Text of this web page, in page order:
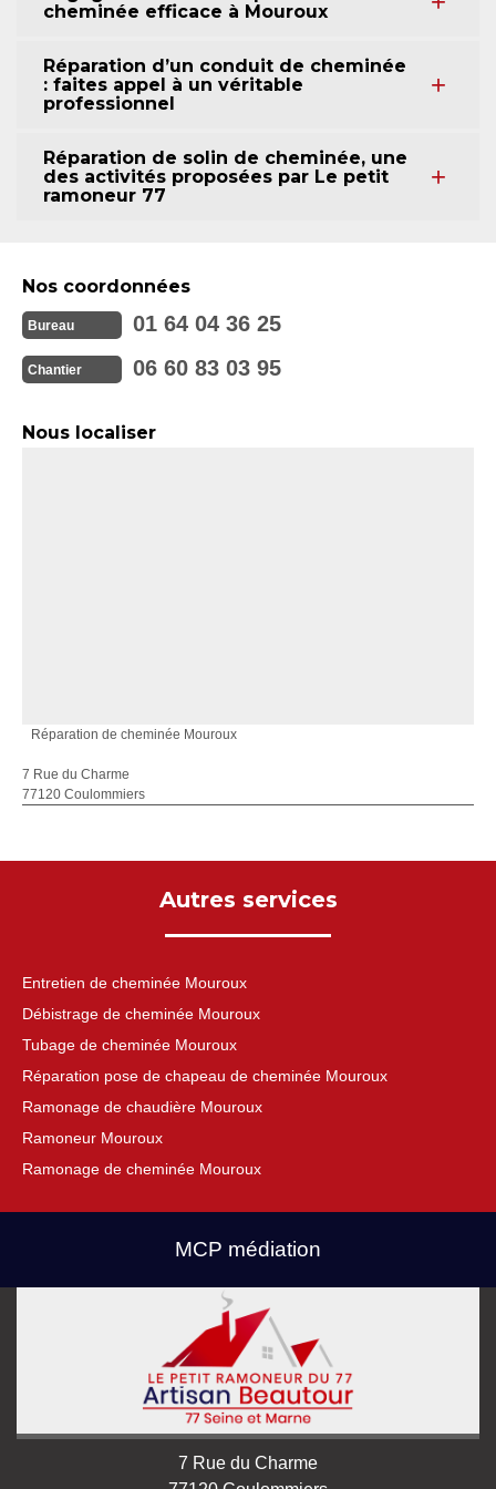
cheminée efficace à Mouroux
Réparation d’un conduit de cheminée
: faites appel à un véritable
professionnel
Réparation de solin de cheminée, une
des activités proposées par Le petit
ramoneur 77
Nos coordonnées
Bureau 01 64 04 36 25
Chantier 06 60 83 03 95
Nous localiser
Réparation de cheminée Mouroux
7 Rue du Charme
77120 Coulommiers
Autres services
Entretien de cheminée Mouroux
Débistrage de cheminée Mouroux
Tubage de cheminée Mouroux
Réparation pose de chapeau de cheminée Mouroux
Ramonage de chaudière Mouroux
Ramoneur Mouroux
Ramonage de cheminée Mouroux
MCP médiation
7 Rue du Charme